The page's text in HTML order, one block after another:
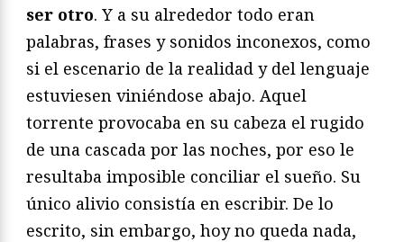
ser otro. Y a su alrededor todo eran
palabras, frases y sonidos inconexos, como
si el escenario de la realidad y del lenguaje
estuviesen viniéndose abajo. Aquel
torrente provocaba en su cabeza el rugido
de una cascada por las noches, por eso le
resultaba imposible conciliar el sueño. Su
único alivio consistía en escribir. De lo
escrito, sin embargo, hoy no queda nada,